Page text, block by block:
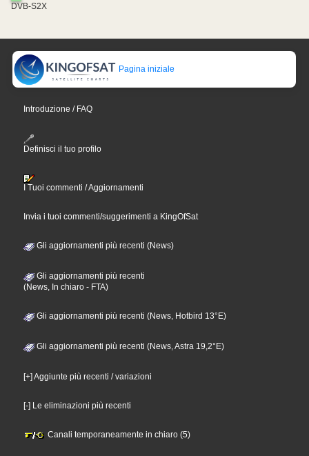
DVB-S2X
Pagina iniziale
Introduzione / FAQ
Definisci il tuo profilo
I Tuoi commenti / Aggiornamenti
Invia i tuoi commenti/suggerimenti a KingOfSat
Gli aggiornamenti più recenti (News)
Gli aggiornamenti più recenti
(News, In chiaro - FTA)
Gli aggiornamenti più recenti (News, Hotbird 13°E)
Gli aggiornamenti più recenti (News, Astra 19,2°E)
[+] Aggiunte più recenti / variazioni
[-] Le eliminazioni più recenti
Canali temporaneamente in chiaro (5)